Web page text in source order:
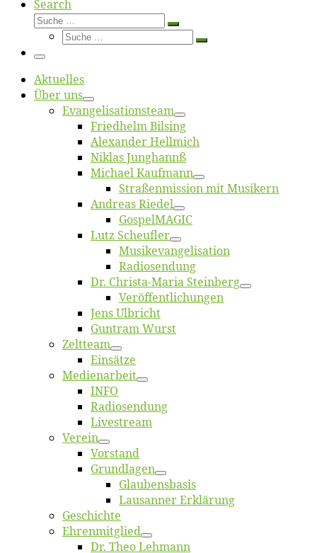
Search
Suche
Suche
Suche
Suche
Menü
Ak­tu­el­les
Über uns
Evangelisa­tions­team
Fried­helm Bilsing
Alex­an­der Hellmich
Ni­klas Junghannß
Mi­cha­el Kaufmann
Straßenmis­sion mit Musikern
An­dre­as Riedel
Gos­pel­MA­GIC
Lutz Scheuf­ler
Musikevan­ge­li­sa­tion
Ra­dio­sen­dung
Dr. Chris­­ta-Ma­ria Steinberg
Ver­öf­fent­li­chun­gen
Jens Ulb­richt
Gun­tram Wurst
Zelt­team
Ein­sät­ze
Me­di­en­ar­beit
INFO
Ra­dio­sen­dung
Live­stream
Ver­ein
Vor­stand
Grund­la­gen
Glaubens­ba­sis
Lausan­ner Erklärung
Ge­schich­te
Eh­ren­mit­glied
Dr. Theo Lehmann